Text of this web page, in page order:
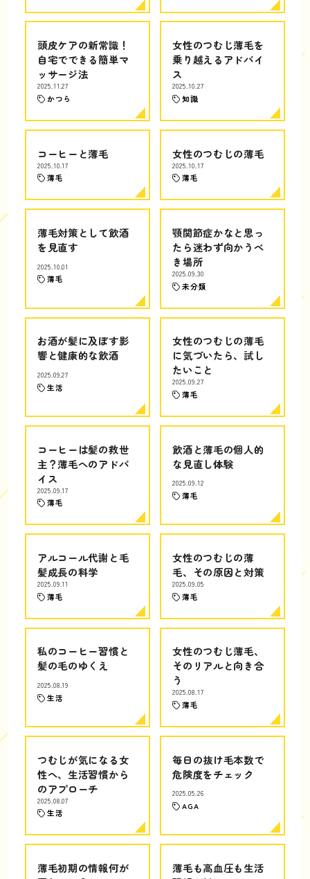
頭皮ケアの新常識！
自宅でできる簡単マ
ッサージ法
2025.11.27
かつら
女性のつむじ薄毛を
乗り越えるアドバイ
ス
2025.10.27
知識
コーヒーと薄毛
2025.10.17
薄毛
女性のつむじの薄毛
2025.10.17
薄毛
薄毛対策として飲酒
を見直す
2025.10.01
薄毛
顎関節症かなと思っ
たら迷わず向かうべ
き場所
2025.09.30
未分類
お酒が髪に及ぼす影
響と健康的な飲酒
2025.09.27
生活
女性のつむじの薄毛
に気づいたら、試し
たいこと
2025.09.27
薄毛
コーヒーは髪の救世
主？薄毛へのアドバ
イス
2025.09.17
薄毛
飲酒と薄毛の個人的
な見直し体験
2025.09.12
薄毛
アルコール代謝と毛
髪成長の科学
2025.09.11
薄毛
女性のつむじの薄
毛、その原因と対策
2025.09.05
薄毛
私のコーヒー習慣と
髪の毛のゆくえ
2025.08.19
生活
女性のつむじ薄毛、
そのリアルと向き合
う
2025.08.17
薄毛
つむじが気になる女
性へ、生活習慣から
のアプローチ
2025.08.07
生活
毎日の抜け毛本数で
危険度をチェック
2025.05.26
AGA
薄毛初期の情報何が
薄毛も高血圧も生活